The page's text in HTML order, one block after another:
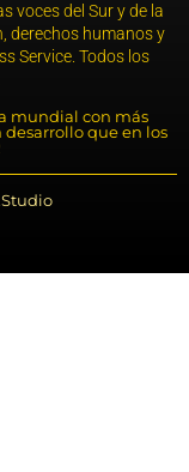
voces del Sur y de la
derechos humanos y
Service. Todos los
mundial con más
desarrollo que en los